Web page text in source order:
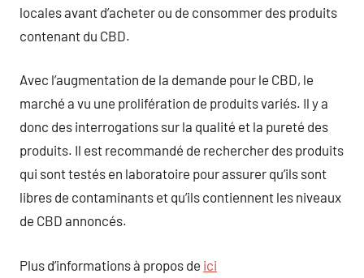
locales avant d’acheter ou de consommer des produits
contenant du CBD.
Avec l’augmentation de la demande pour le CBD, le
marché a vu une prolifération de produits variés. Il y a
donc des interrogations sur la qualité et la pureté des
produits. Il est recommandé de rechercher des produits
qui sont testés en laboratoire pour assurer qu’ils sont
libres de contaminants et qu’ils contiennent les niveaux
de CBD annoncés.
Plus d’informations à propos de ici